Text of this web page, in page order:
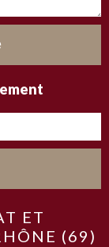
ET
(69)